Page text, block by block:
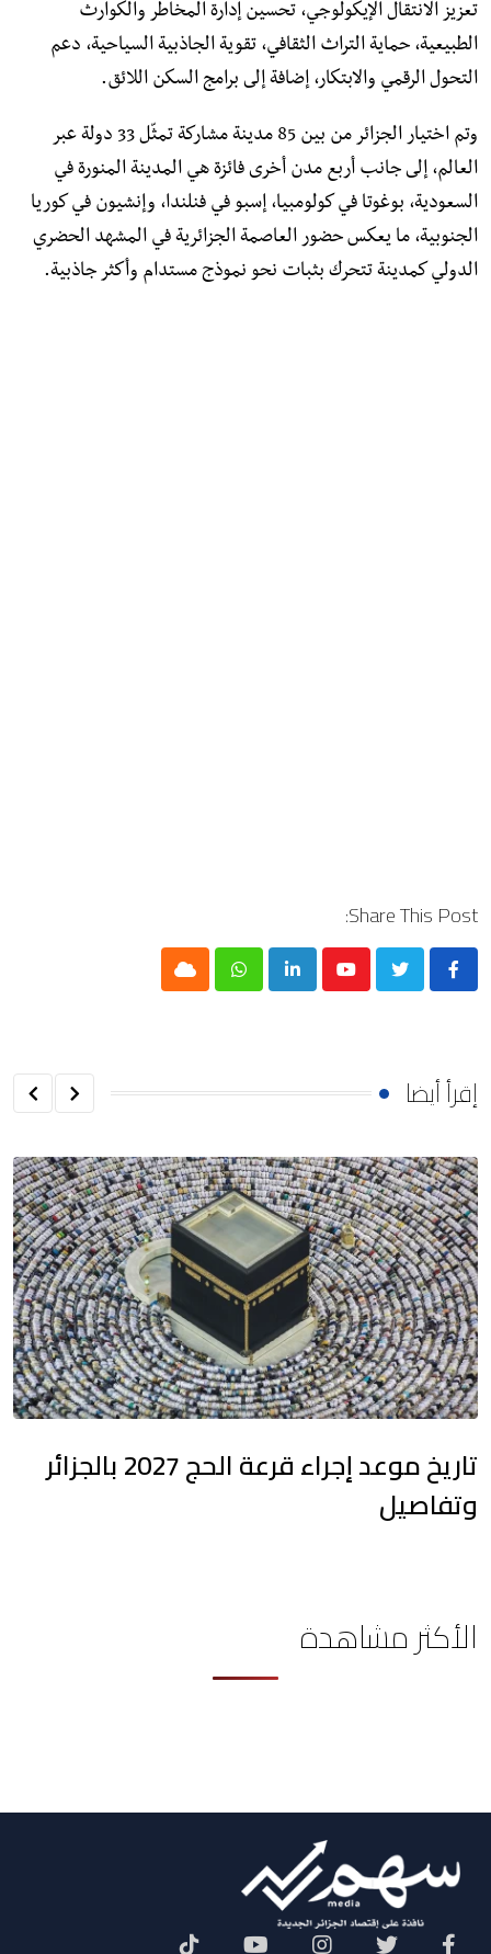
تعزيز الانتقال الإيكولوجي، تحسين إدارة المخاطر والكوارث
الطبيعية، حماية التراث الثقافي، تقوية الجاذبية السياحية، دعم
التحول الرقمي والابتكار، إضافة إلى برامج السكن اللائق.
وتم اختيار الجزائر من بين 85 مدينة مشاركة تمثّل 33 دولة عبر
العالم، إلى جانب أربع مدن أخرى فائزة هي المدينة المنورة في
السعودية، بوغوتا في كولومبيا، إسبو في فنلندا، وإنشيون في كوريا
الجنوبية، ما يعكس حضور العاصمة الجزائرية في المشهد الحضري
الدولي كمدينة تتحرك بثبات نحو نموذج مستدام وأكثر جاذبية.
Share This Post:
Youtube
LinkedIn
Whatsapp
Cloud
إقرأ أيضا
تاريخ موعد إجراء قرعة الحج 2027 بالجزائر
وتفاصيل
الأكثر مشاهدة